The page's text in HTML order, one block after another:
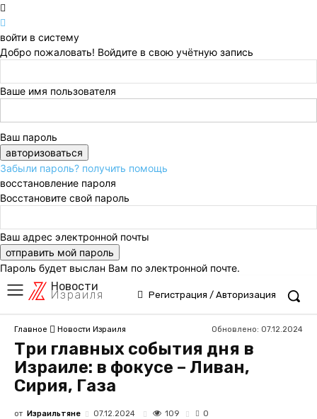
войти в систему
Добро пожаловать! Войдите в свою учётную запись
Ваше имя пользователя
Ваш пароль
Забыли пароль? получить помощь
восстановление пароля
Восстановите свой пароль
Ваш адрес электронной почты
Пароль будет выслан Вам по электронной почте.
Новости
Израиля Регистрация / Авторизация
Главное Новости Израиля Обновлено: 07.12.2024
Три главных события дня в
Израиле: в фокусе – Ливан,
Сирия, Газа
от Израильтяне 07.12.2024 109 0